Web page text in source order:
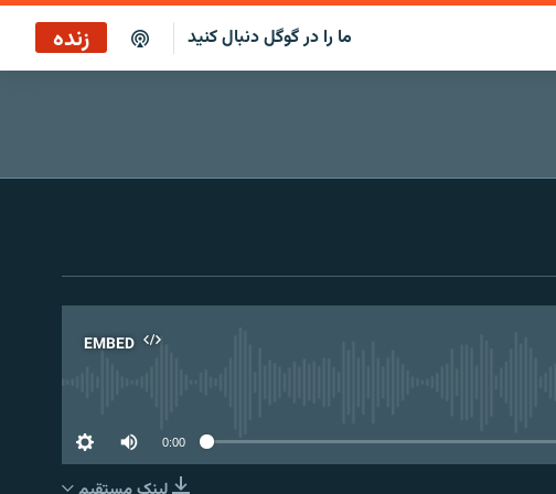
ما را در گوگل دنبال کنید زنده
EMBED
0:00